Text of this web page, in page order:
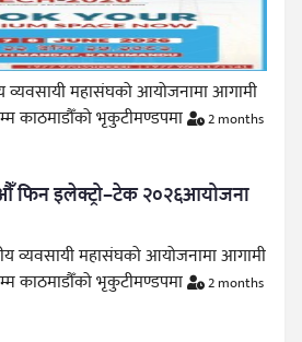
व्यवसायी महासंघको आयोजनामा आगामी
काठमाडौँको भृकुटीमण्डपमा
2 months
फिन इलेक्ट्रो–टेक २०२६आयोजना
व्यवसायी महासंघको आयोजनामा आगामी
काठमाडौँको भृकुटीमण्डपमा
2 months